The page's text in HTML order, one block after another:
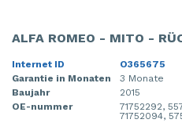
ALFA ROMEO - MITO -
Internet ID
O365675
Garantie in Monaten
3 Monate
Baujahr
2015
OE-nummer
71752292,
71752094,